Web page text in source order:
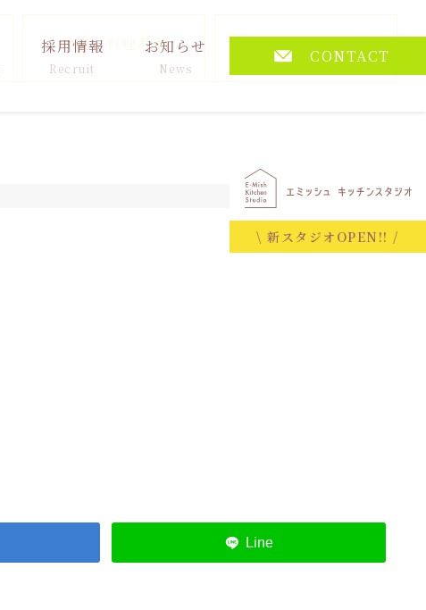
採用情報
Recruit
お知らせ
News
CONTACT
\ 新スタジオOPEN!! /
講演・料理教室 その他
2026.06.26